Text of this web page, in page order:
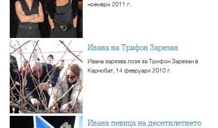
ноември 2011 г.
Ивана на Трифон Зарезан
Ивана зарязва лозя за Трифон Зарезан в
Карнобат, 14 февруари 2010 г.
Ивана певица на десетилетието